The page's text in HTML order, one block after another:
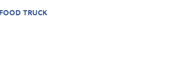
FOOD TRUCK